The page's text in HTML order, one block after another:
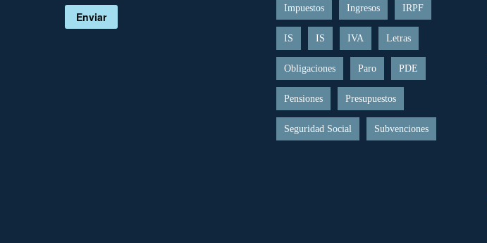
Enviar
Impuestos Ingresos IRPF
IS IS IVA Letras
Obligaciones Paro PDE
Pensiones Presupuestos
Seguridad Social Subvenciones